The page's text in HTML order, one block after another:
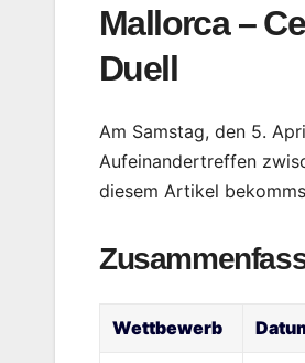
Mallorca –
Duell
Am Samstag, den 5.
Aufeinandertreffen
diesem Artikel
Wettbewerb